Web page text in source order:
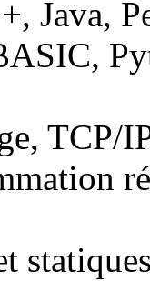
Java,
TCP/